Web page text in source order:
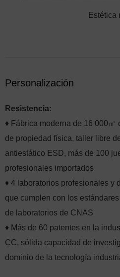
Estética
Personalización
Resistencia:
♦ Fábrica moderna de 16 000㎡
de propiedad física, taller libre
antiestático ESD, más de 100
profesionales importados
♦ 4 laboratorios profesionales y
que cumplen con los
de laboratorios de CNAS
♦ Más de 60 patentes en la
CC, sólida capacidad de
dominio de la tecnología